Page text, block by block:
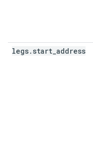
legs.start_address